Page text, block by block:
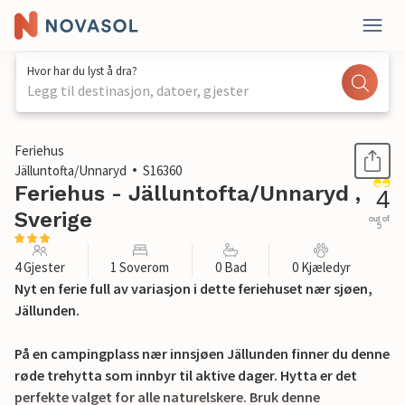
Hvor har du lyst å dra?
Legg til destinasjon, datoer, gjester
1 / 23
Feriehus
Jälluntofta/Unnaryd
S16360
Feriehus - Jälluntofta/Unnaryd ,
Sverige
4
out of
5
4 Gjester 1 Soverom 0 Bad 0 Kjæledyr
Nyt en ferie full av variasjon i dette feriehuset nær sjøen,
Jällunden.
På en campingplass nær innsjøen Jällunden finner du denne
røde trehytta som innbyr til aktive dager. Hytta er det
perfekte valget for alle naturelskere. Bruk denne